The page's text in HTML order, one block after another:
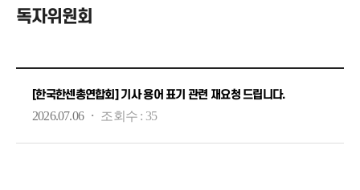
독자위원회
[한국한센총연합회] 기사 용어 표기 관련 재요청 드립니다.
2026.07.06 · 조회수 : 35